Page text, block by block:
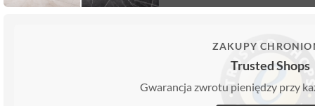
ZAKUPY
Trusted Shops
Gwarancja zwrotu pieniędzy przy